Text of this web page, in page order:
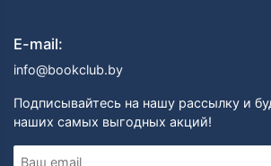
E-mail:
info@bookclub.by
Подписывайтесь на нашу рассылку и
наших самых выгодных акций!